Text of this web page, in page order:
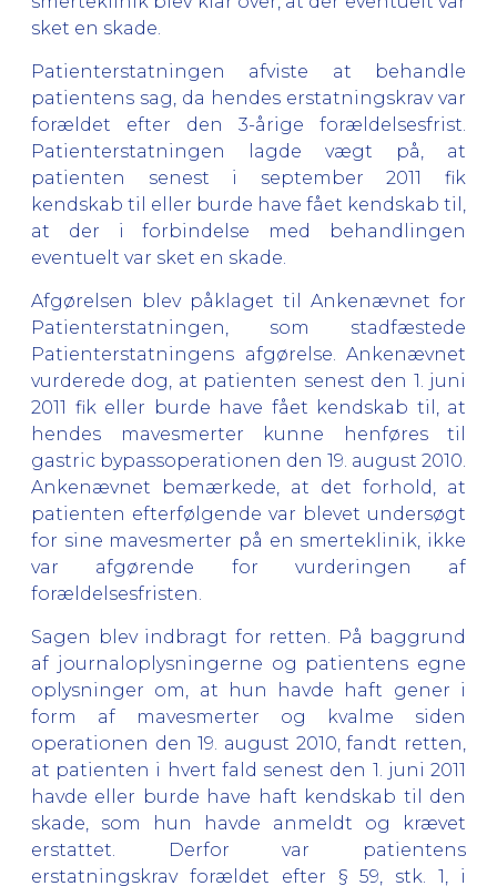
sket en skade.
Patienterstatningen afviste at behandle
patientens sag, da hendes erstatningskrav var
forældet efter den 3-årige forældelsesfrist.
Patienterstatningen lagde vægt på, at
patienten senest i september 2011 fik
kendskab til eller burde have fået kendskab til,
at der i forbindelse med behandlingen
eventuelt var sket en skade.
Afgørelsen blev påklaget til Ankenævnet for
Patienterstatningen, som stadfæstede
Patienterstatningens afgørelse. Ankenævnet
vurderede dog, at patienten senest den 1. juni
2011 fik eller burde have fået kendskab til, at
hendes mavesmerter kunne henføres til
gastric bypassoperationen den 19. august 2010.
Ankenævnet bemærkede, at det forhold, at
patienten efterfølgende var blevet undersøgt
for sine mavesmerter på en smerteklinik, ikke
var afgørende for vurderingen af
forældelsesfristen.
Sagen blev indbragt for retten. På baggrund
af journaloplysningerne og patientens egne
oplysninger om, at hun havde haft gener i
form af mavesmerter og kvalme siden
operationen den 19. august 2010, fandt retten,
at patienten i hvert fald senest den 1. juni 2011
havde eller burde have haft kendskab til den
skade, som hun havde anmeldt og krævet
erstattet. Derfor var patientens
erstatningskrav forældet efter § 59, stk. 1, i